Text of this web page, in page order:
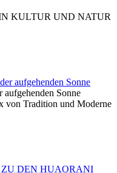
KULTUR UND NATUR
Sonne
von Tradition und Moderne